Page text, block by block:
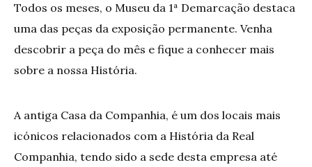
Todos os meses, o Museu da 1ª Demarcação destaca
uma das peças da exposição permanente. Venha
descobrir a peça do mês e fique a conhecer mais
sobre a nossa História.
A antiga Casa da Companhia, é um dos locais mais
icónicos relacionados com a História da Real
Companhia, tendo sido a sede desta empresa até